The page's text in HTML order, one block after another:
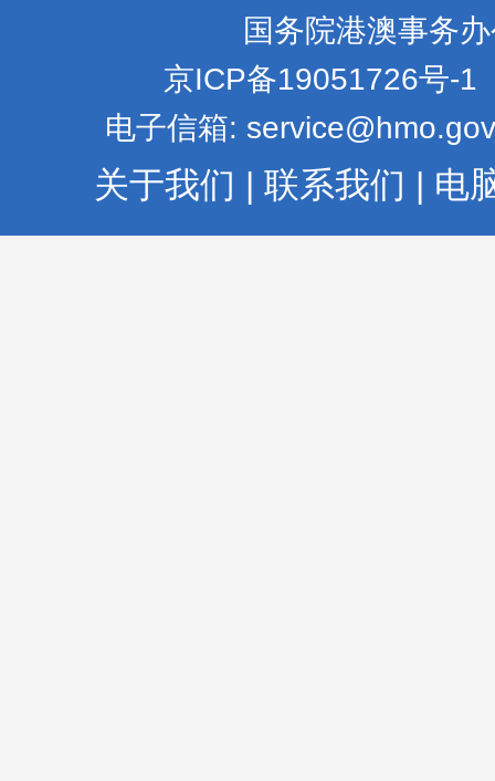
国务院港澳事务
京ICP备19051726号-1
电子信箱:
关于我们 | 联系我们 | 电